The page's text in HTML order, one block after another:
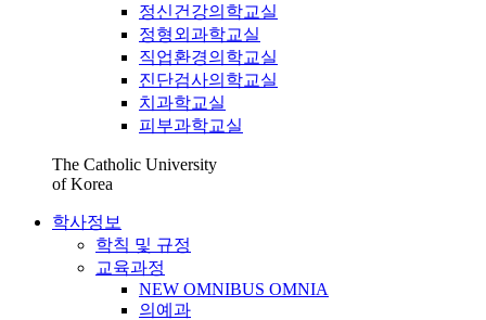
정신건강의학교실
정형외과학교실
직업환경의학교실
진단검사의학교실
치과학교실
피부과학교실
The Catholic University
of Korea
학사정보
학칙 및 규정
교육과정
NEW OMNIBUS OMNIA
의예과